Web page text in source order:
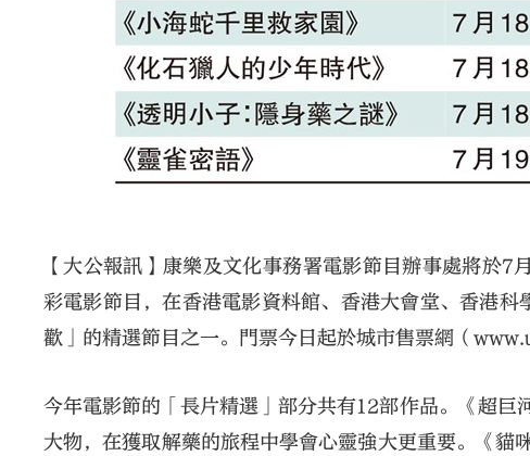
【大公報訊】康樂及文化事務署電影節目辦事處將於
彩電影節目，在香港電影資料館、香港大會堂、香港
歡」的精選節目之一。門票今日起於城市售票網（
今年電影節的「長片精選」部分共有12部作品。《超
大物，在獲取解藥的旅程中學會心靈強大更重要。《